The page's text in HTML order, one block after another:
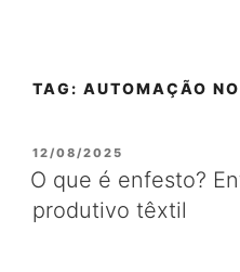
TAG: AUTOMAÇÃO
12/08/2025
O que é enfesto?
produtivo têxtil